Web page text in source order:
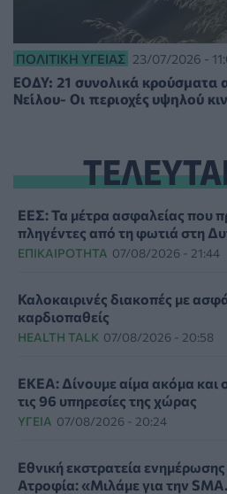
ΠΟΛΙΤΙΚΉ ΥΓΕΊΑΣ 23/07/2026 -
ΕΟΔΥ: 21 συνολικά κρούσματα
Νείλου- Οι περιοχές υψηλού
ΕΕΣ: Τα μέτρα ασφαλείας που
πληγέντες από τη φωτιά στη
ΕΠΙΚΑΙΡΌΤΗΤΑ 07/08/2026 - 21:44
Καλοκαιρινές διακοπές με
καρδιοπαθείς
HEALTH TALK 07/08/2026 - 20:58
ΕΚΕΑ: Δίνουμε αίμα ακόμα και
τις 96 υπηρεσίες της χώρας
ΥΓΕΊΑ 07/08/2026 - 20:24
Εθνική εκστρατεία
Ατροφία: «Μιλάμε για την